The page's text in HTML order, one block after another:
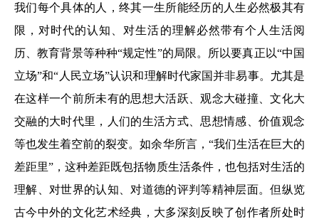
我们每个具体的人，终其一生所能经历的人生必然极其有
限，对时代的认知、对生活的理解必然带有个人生活阅
历、教育背景等种种“规定性”的局限。所以要真正以“中国
立场”和“人民立场”认识和理解时代家国并非易事。尤其是
在这样一个前所未有的思想大活跃、观念大碰撞、文化大
交融的大时代里，人们的生活方式、思想情感、价值观念
等也发生着空前的裂变。如余华所言，“我们生活在巨大的
差距里”，这种差距既包括物质生活条件，也包括对生活的
理解、对世界的认知、对道德的评判等精神层面。但纵览
古今中外的文化艺术经典，大多深刻反映了创作者所处时